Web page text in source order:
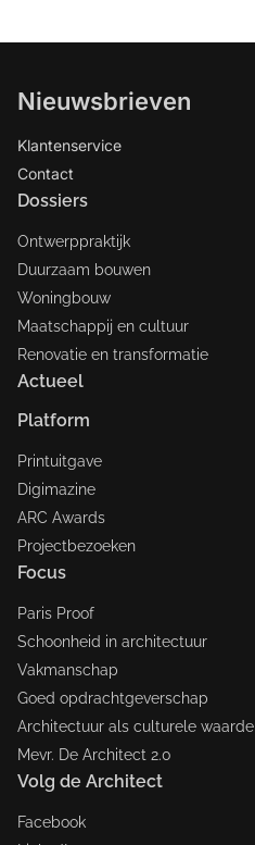
Nieuwsbrieven
Klantenservice
Contact
Dossiers
Ontwerppraktijk
Duurzaam bouwen
Woningbouw
Maatschappij en cultuur
Renovatie en transformatie
Actueel
Platform
Printuitgave
Digimazine
ARC Awards
Projectbezoeken
Focus
Paris Proof
Schoonheid in architectuur
Vakmanschap
Goed opdrachtgeverschap
Architectuur als culturele waarde
Mevr. De Architect 2.0
Volg de Architect
Facebook